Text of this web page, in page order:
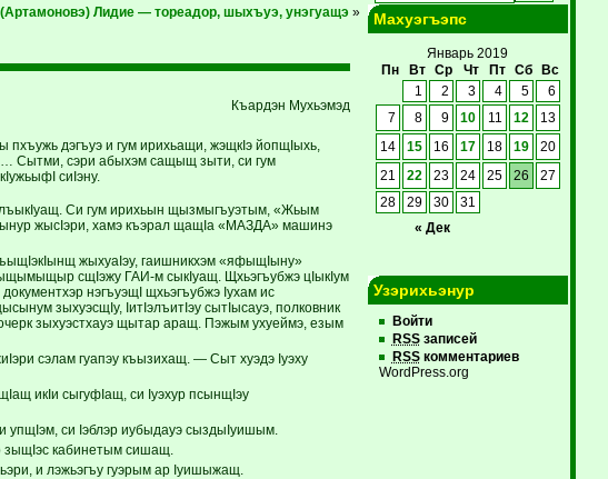
Лидие — тореадор, шыхъуэ, унэгуащэ»
Къардэн Мухьэмэд
дэгъуэ и гум ирихьащи, жэщкIэ йопщIыхь,
Сытми, сэри абыхэм сащыщ зыти, си гум
сиIэну.
Си гум ирихьын щызмыгъуэтым, «Жьым
жысIэри, хамэ къэрал щащIа «МАЗДА» машинэ
жыхуаIэу, гаишникхэм «яфыщIыну»
сщIэжу ГАИ-м сыкIуащ. Щхьэгъубжэ цIыкIум
нэгъуэщI щхьэгъубжэ Iухам ис
зыхуэсщIу, IитIэлъитIэу сытIысауэ, полковник
зыхуэстхауэ щытар аращ. Пэжым ухуеймэ, езым
сэлам гуапэу къызихащ. — Сыт хуэдэ Iуэху
икIи сыгуфIащ, си Iуэхур псынщIэу
си Iэблэр иубыдауэ сыздыIуишым.
зыщIэс кабинетым сишащ.
и лэжьэгъу гуэрым ар Iуишыжащ.
Махуэгъэпс
Январь 2019
Пн
Вт Ср Чт Пт Сб Вс
« Дек
1 2 3 4 5
6
7
8 9 10 11 12 13
14 15 16 17 18 19 20
21 22 23 24 25 26
27
28
29 30 31
Узэрихьэнур
Войти
RSSзаписей
RSSкомментариев
WordPress.org